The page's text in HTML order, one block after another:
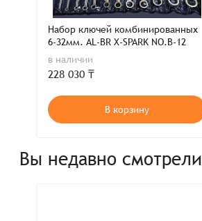
Набор ключей комбинированных
6-32мм. AL-BR X-SPARK NO.B-12
в наличии
228 030 ₸
В корзину
Вы недавно смотрели